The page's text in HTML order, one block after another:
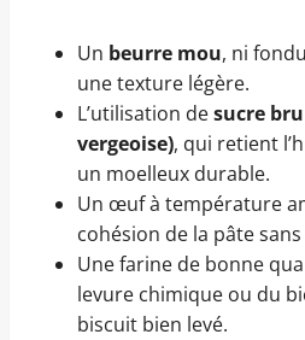
Un beurre mou, ni
une texture légère.
L’utilisation desucre
vergeoise), qui retient
un moelleux durable.
Un œuf à température
cohésion de la pâte
Une farine de bonne
levure chimique ou du
biscuit bien levé.